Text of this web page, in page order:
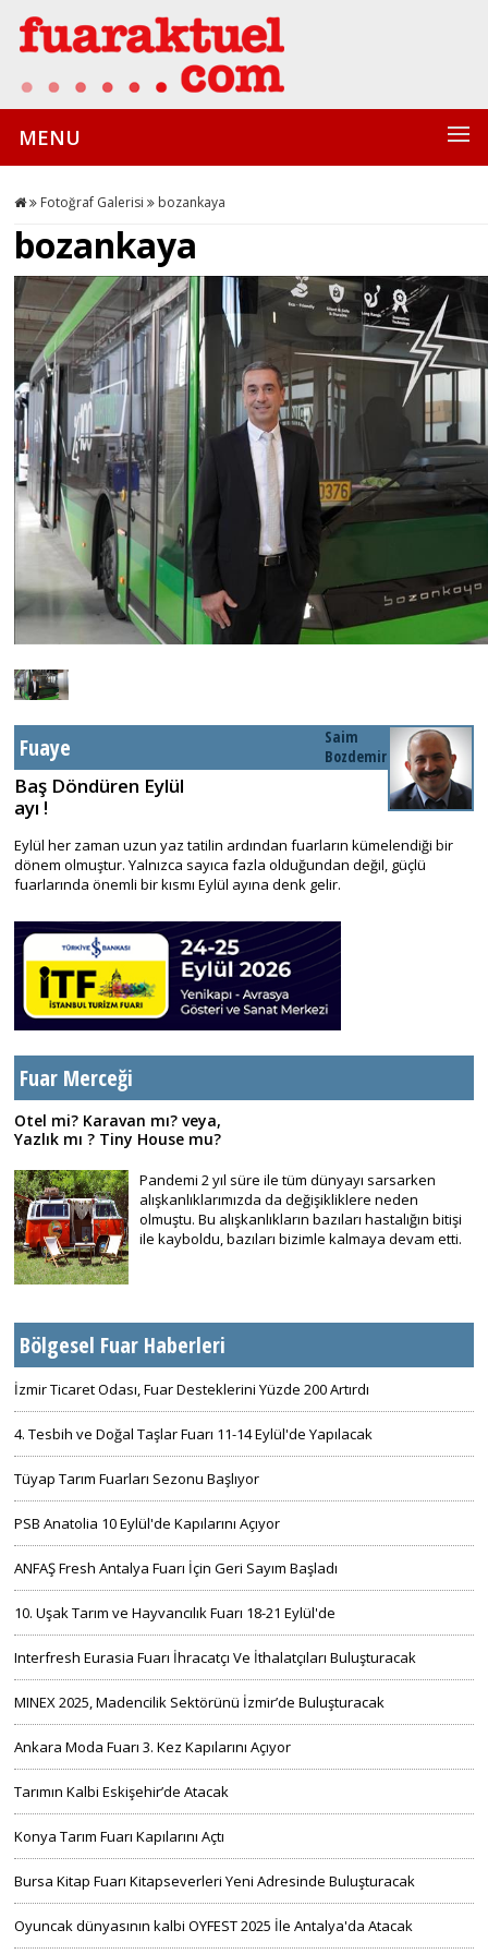
MENU
Fotoğraf Galerisi bozankaya
bozankaya
Fuaye
Saim
Bozdemir
Baş Döndüren Eylül
ayı !
Eylül her zaman uzun yaz tatilin ardından fuarların kümelendiği bir
dönem olmuştur. Yalnızca sayıca fazla olduğundan değil, güçlü
fuarlarında önemli bir kısmı Eylül ayına denk gelir.
Fuar Merceği
Otel mi? Karavan mı? veya,
Yazlık mı ? Tiny House mu?
Pandemi 2 yıl süre ile tüm dünyayı sarsarken
alışkanlıklarımızda da değişikliklere neden
olmuştu. Bu alışkanlıkların bazıları hastalığın bitişi
ile kayboldu, bazıları bizimle kalmaya devam etti.
Bölgesel Fuar Haberleri
İzmir Ticaret Odası, Fuar Desteklerini Yüzde 200 Artırdı
4. Tesbih ve Doğal Taşlar Fuarı 11-14 Eylül'de Yapılacak
Tüyap Tarım Fuarları Sezonu Başlıyor
PSB Anatolia 10 Eylül'de Kapılarını Açıyor
ANFAŞ Fresh Antalya Fuarı İçin Geri Sayım Başladı
10. Uşak Tarım ve Hayvancılık Fuarı 18-21 Eylül'de
Interfresh Eurasia Fuarı İhracatçı Ve İthalatçıları Buluşturacak
MINEX 2025, Madencilik Sektörünü İzmir’de Buluşturacak
Ankara Moda Fuarı 3. Kez Kapılarını Açıyor
Tarımın Kalbi Eskişehir’de Atacak
Konya Tarım Fuarı Kapılarını Açtı
Bursa Kitap Fuarı Kitapseverleri Yeni Adresinde Buluşturacak
Oyuncak dünyasının kalbi OYFEST 2025 İle Antalya'da Atacak